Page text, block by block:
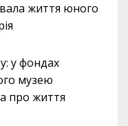
життя юного
у фондах
музею
про життя